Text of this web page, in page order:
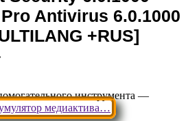
инструмента —
медиактива…